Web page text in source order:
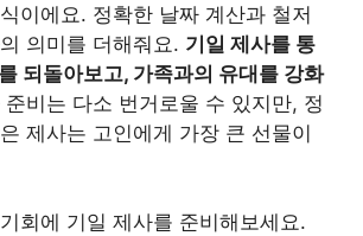
이에요. 정확한 날짜 계산과 철저
의미를 더해줘요. 기일 제사를 통
되돌아보고, 가족과의 유대를 강화
준비는 다소 번거로울 수 있지만, 정
제사는 고인에게 가장 큰 선물이
회에 기일 제사를 준비해보세요.